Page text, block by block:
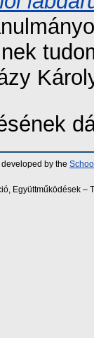
by the
Együttműködések